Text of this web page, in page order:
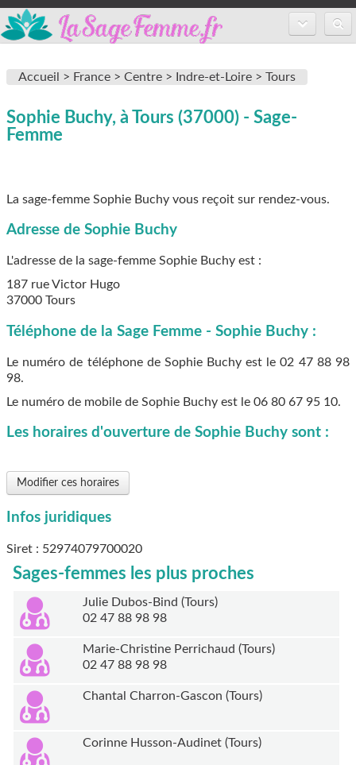
Inscription
Accueil > France > Centre > Indre-et-Loire > Tours
Sophie Buchy, à Tours (37000) - Sage-
Femme
La sage-femme Sophie Buchy vous reçoit sur rendez-vous.
Adresse de Sophie Buchy
L'adresse de la sage-femmeSophie Buchy est :
187 rue Victor Hugo
37000 Tours
Téléphone de la Sage Femme - Sophie Buchy :
Le numéro de téléphone de Sophie Buchy est le02 47 88 98
98.
Le numéro de mobile de Sophie Buchy est le06 80 67 95 10.
Les horaires d'ouverture de Sophie Buchy sont :
Modifier ces horaires
Infos juridiques
Siret : 52974079700020
Sages-femmes les plus proches
Julie Dubos-Bind (Tours)
02 47 88 98 98
Marie-Christine Perrichaud (Tours)
02 47 88 98 98
Chantal Charron-Gascon (Tours)
Corinne Husson-Audinet (Tours)